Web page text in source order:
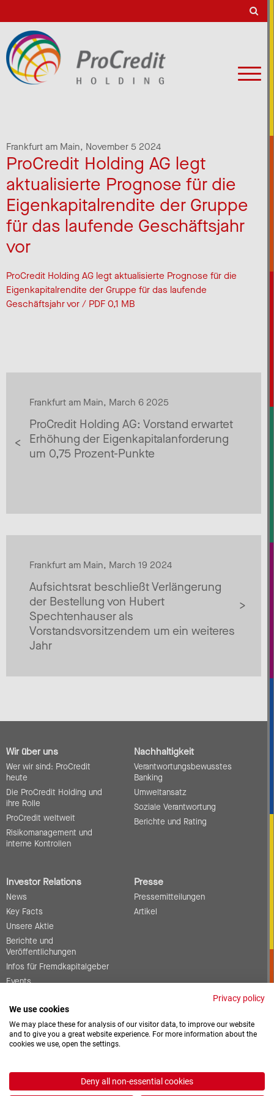
Frankfurt am Main, November 5 2024
ProCredit Holding AG legt
aktualisierte Prognose für die
Eigenkapitalrendite der Gruppe
für das laufende Geschäftsjahr
vor
ProCredit Holding AG legt aktualisierte Prognose für die
Eigenkapitalrendite der Gruppe für das laufende
Geschäftsjahr vor / PDF 0,1 MB
Frankfurt am Main, March 6 2025
ProCredit Holding AG: Vorstand erwartet
Erhöhung der Eigenkapitalanforderung
um 0,75 Prozent-Punkte
Frankfurt am Main, March 19 2024
Aufsichtsrat beschließt Verlängerung
der Bestellung von Hubert
Spechtenhauser als
Vorstandsvorsitzendem um ein weiteres
Jahr
Wir über uns
Wer wir sind: ProCredit
heute
Die ProCredit Holding und
ihre Rolle
ProCredit weltweit
Risikomanagement und
interne Kontrollen
Nachhaltigkeit
Verantwortungsbewusstes
Banking
Umweltansatz
Soziale Verantwortung
Berichte und Rating
Investor Relations
News
Key Facts
Unsere Aktie
Berichte und
Veröffentlichungen
Infos für Fremdkapitalgeber
Events
Kontakt
Presse
Pressemitteilungen
Artikel
Offene Stellen
Privacy policy
We use cookies
We may place these for analysis of our visitor data, to improve our website
and to give you a great website experience. For more information about the
cookies we use, open the settings.
Deny all non-essential cookies